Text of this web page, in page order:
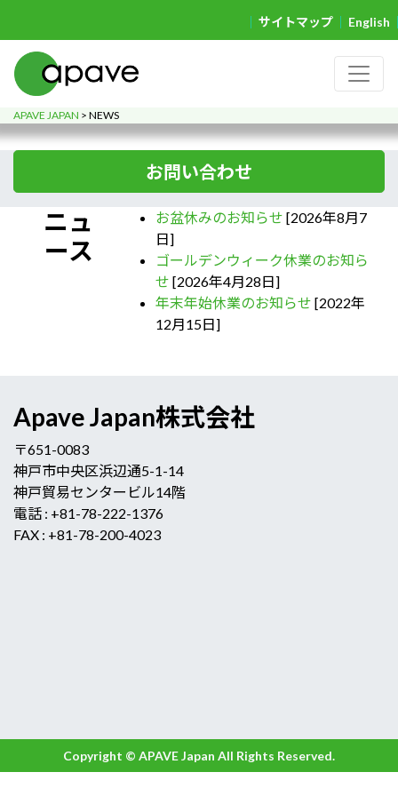
サイトマップ English
APAVE JAPAN > NEWS
お問い合わせ
ニュ
ース
お盆休みのお知らせ [2026年8月7
日]
ゴールデンウィーク休業のお知ら
せ [2026年4月28日]
年末年始休業のお知らせ [2022年
12月15日]
Apave Japan株式会社
〒651-0083
神戸市中央区浜辺通5-1-14
神戸貿易センタービル14階
電話 : +81-78-222-1376
FAX : +81-78-200-4023
Copyright © APAVE Japan All Rights Reserved.